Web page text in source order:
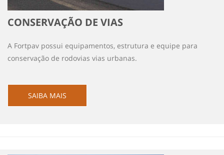
CONSERVAÇÃO DE VIAS
A Fortpav possui equipamentos, estrutura e equipe para
conservação de rodovias vias urbanas.
SAIBA MAIS